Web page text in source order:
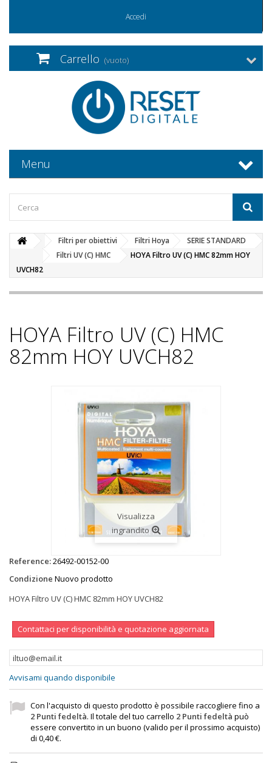
Accedi
Carrello (vuoto)
Menu
Filtri per obiettivi Filtri Hoya
SERIE STANDARD
Filtri UV (C) HMC
HOYA Filtro UV (C) HMC 82mm HOY
UVCH82
HOYA Filtro UV (C) HMC
82mm HOY UVCH82
Visualizza
ingrandito
Reference:26492-00152-00
Condizione Nuovo prodotto
HOYA Filtro UV (C) HMC 82mm HOY UVCH82
Contattaci per disponibilità e quotazione aggiornata
Avvisami quando disponibile
Con l'acquisto di questo prodotto è possibile raccogliere fino a
2 Punti fedeltà. Il totale del tuo carrello 2 Punti fedeltà può
essere convertito in un buono (valido per il prossimo acquisto)
di 0,40 €.